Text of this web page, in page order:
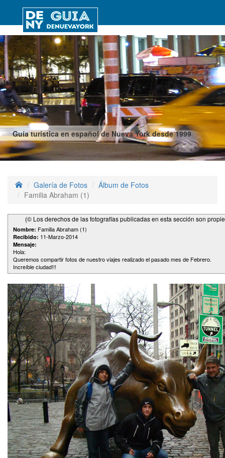
Guía turística en español de Nueva York desde 1999
Galería de Fotos
Álbum de Fotos
Familia Abraham (1)
(© Los derechos de las fotografías publicadas en esta sección son
Nombre: Familia Abraham (1)
Recibido: 11-Marzo-2014
Mensaje:
Hola:
Queremos compartir fotos de nuestro viajes realizado el pasado mes de Febrero.
Increíble ciudad!!!